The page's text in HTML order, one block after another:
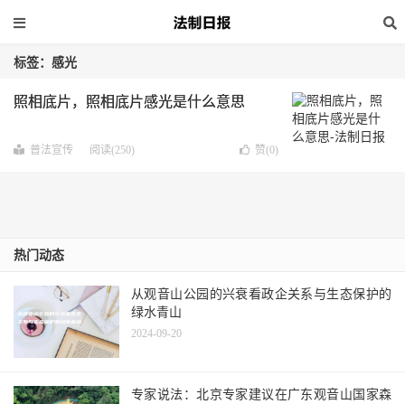
标签：感光
照相底片，照相底片感光是什么意思
普法宣传 阅读(250) 赞(0)
热门动态
从观音山公园的兴衰看政企关系与生态保护的
绿水青山
2024-09-20
专家说法：北京专家建议在广东观音山国家森